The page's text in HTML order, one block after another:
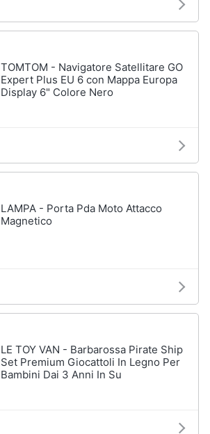
TOMTOM - Navigatore Satellitare GO
Expert Plus EU 6 con Mappa Europa
Display 6" Colore Nero
LAMPA - Porta Pda Moto Attacco
Magnetico
LE TOY VAN - Barbarossa Pirate Ship
Set Premium Giocattoli In Legno Per
Bambini Dai 3 Anni In Su